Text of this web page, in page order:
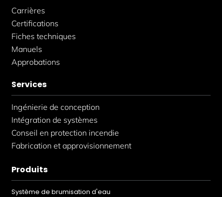
Carrières
Certifications
Fiches techniques
Manuels
Approbations
Services
Ingénierie de conception
Intégration de systèmes
Conseil en protection incendie
Fabrication et approvisionnement
Produits
Système de brumisation d'eau